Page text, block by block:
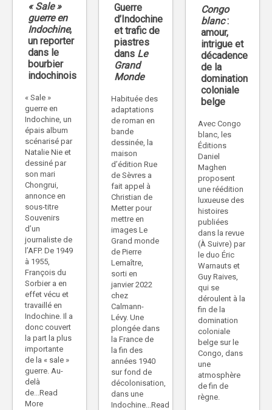
« Sale »
guerre en
Indochine,
un reporter
dans le
bourbier
indochinois
« Sale »
guerre en
Indochine, un
épais album
scénarisé par
Natalie Nie et
dessiné par
son mari
Chongrui,
annonce en
sous-titre
Souvenirs
d’un
journaliste de
l’AFP. De 1949
à 1955,
François du
Sorbier a en
effet vécu et
travaillé en
Indochine. Il a
donc couvert
la part la plus
importante
de la « sale »
guerre. Au-
delà
de...Read
More
Guerre
d’Indochine
et trafic de
piastres
dans Le
Grand
Monde
Habituée des
adaptations
de roman en
bande
dessinée, la
maison
d’édition Rue
de Sèvres a
fait appel à
Christian de
Metter pour
mettre en
images Le
Grand monde
de Pierre
Lemaître,
sorti en
janvier 2022
chez
Calmann-
Lévy. Une
plongée dans
la France de
la fin des
années 1940
sur fond de
décolonisation,
dans une
Indochine...Read
Congo
blanc:
amour,
intrigue et
décadence
de la
domination
coloniale
belge
Avec Congo
blanc, les
Éditions
Daniel
Maghen
proposent
une réédition
luxueuse des
histoires
publiées
dans la revue
(À Suivre) par
le duo Éric
Warnauts et
Guy Raives,
qui se
déroulent à la
fin de la
domination
coloniale
belge sur le
Congo, dans
une
atmosphère
de fin de
règne.